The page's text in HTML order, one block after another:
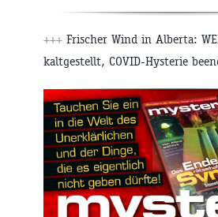
+++ Frischer Wind in Alberta:
kaltgestellt, COVID-Hysterie